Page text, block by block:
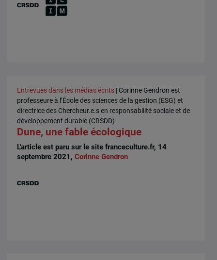
Entrevues dans les médias écrits | Corinne Gendron est
professeure à l’École des sciences de la gestion (ESG) et
directrice des Chercheur.e.s en responsabilité sociale et de
développement durable (CRSDD)
Dune, une fable écologique
L'article est paru sur le site franceculture.fr, 14
septembre 2021,Corinne Gendron